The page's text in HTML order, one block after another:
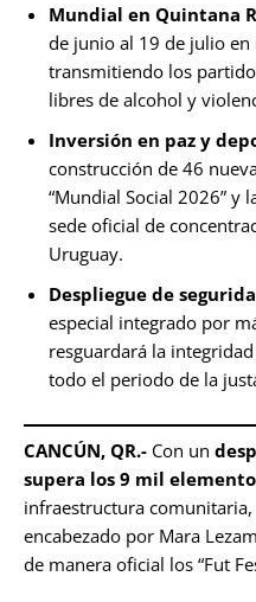
Mundial en Quintana
de junio al 19 de julio
transmitiendo los
libres de alcohol y
Inversión en paz y
construcción de 46
“Mundial Social 2026” y
sede oficial de
Uruguay.
Despliegue de
especial integrado por
resguardará la
todo el periodo de la
CANCÚN, QR.- Con un
supera los 9 mil
infraestructura
encabezado por Mara
de manera oficial los “Fut